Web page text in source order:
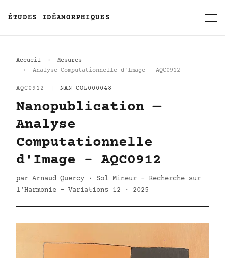
ÉTUDES IDÉAMORPHIQUES
Accueil
Mesures
Analyse Computationnelle d'Image - AQC0912
AQC0912 NAN-COL000048
Nanopublication —
Analyse
Computationnelle
d'Image - AQC0912
par Arnaud Quercy · Sol Mineur - Recherche sur
l'Harmonie - Variations 12 · 2025